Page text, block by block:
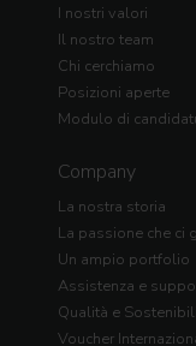
I nostri valori
Il nostro team
Chi cerchiamo
Posizioni aperte
Modulo di
Company
La nostra storia
La passione che ci
Un ampio portfolio
Assistenza e
Qualità e
Voucher